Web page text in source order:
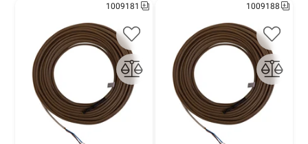
1009181 1009188